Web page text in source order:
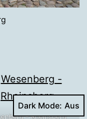
– Rheinsberg
Dark Mode: